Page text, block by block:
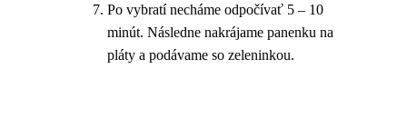
Po vybratí necháme odpočívať 5 – 10
minút. Následne nakrájame panenku na
pláty a podávame so zeleninkou.